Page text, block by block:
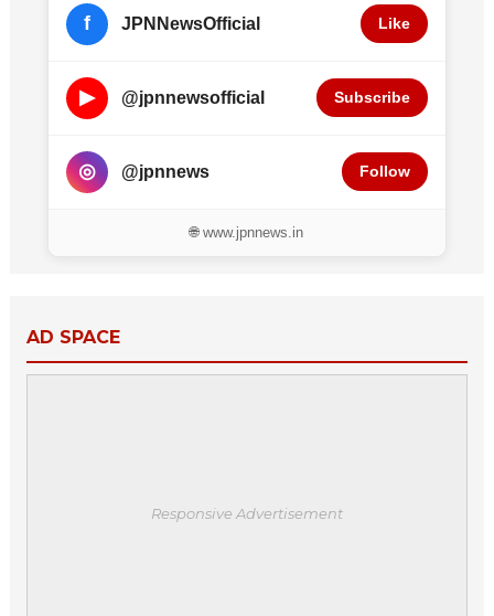
f JPNNewsOfficial Like
▶ @jpnnewsofficial Subscribe
◎ @jpnnews Follow
🌐 www.jpnnews.in
AD SPACE
Responsive Advertisement